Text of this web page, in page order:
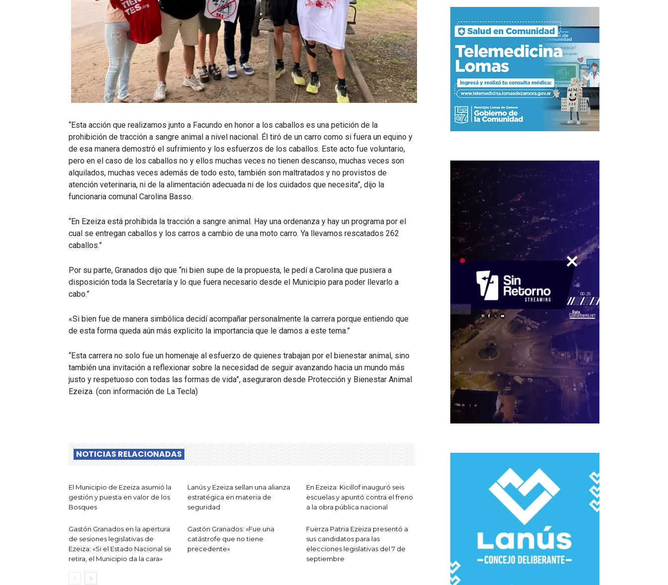
“Esta acción que realizamos junto a Facundo en honor a los caballos es una petición de la
prohibición de tracción a sangre animal a nivel nacional. Él tiró de un carro como si fuera un equino y
de esa manera demostró el sufrimiento y los esfuerzos de los caballos. Este acto fue voluntario,
pero en el caso de los caballos no y ellos muchas veces no tienen descanso, muchas veces son
alquilados, muchas veces además de todo esto, también son maltratados y no provistos de
atención veterinaria, ni de la alimentación adecuada ni de los cuidados que necesita”, dijo la
funcionaria comunal Carolina Basso.
“En Ezeiza está prohibida la tracción a sangre animal. Hay una ordenanza y hay un programa por el
cual se entregan caballos y los carros a cambio de una moto carro. Ya llevamos rescatados 262
caballos.”
Por su parte, Granados dijo que “ni bien supe de la propuesta, le pedí a Carolina que pusiera a
disposición toda la Secretaría y lo que fuera necesario desde el Municipio para poder llevarlo a
cabo.”
«Si bien fue de manera simbólica decidí acompañar personalmente la carrera porque entiendo que
de esta forma queda aún más explicito la importancia que le damos a este tema.”
“Esta carrera no solo fue un homenaje al esfuerzo de quienes trabajan por el bienestar animal, sino
también una invitación a reflexionar sobre la necesidad de seguir avanzando hacia un mundo más
justo y respetuoso con todas las formas de vida”, aseguraron desde Protección y Bienestar Animal
Ezeiza. (con información de La Tecla)
NOTICIAS RELACIONADAS
El Municipio de Ezeiza asumió la
gestión y puesta en valor de los
Bosques
Lanús y Ezeiza sellan una alianza
estratégica en materia de
seguridad
En Ezeiza: Kicillof inauguró seis
escuelas y apuntó contra el freno
a la obra pública nacional
Gastón Granados en la apertura
de sesiones legislativas de
Ezeiza: «Si el Estado Nacional se
retira, el Municipio da la cara»
Gastón Granados: «Fue una
catástrofe que no tiene
precedente»
Fuerza Patria Ezeiza presentó a
sus candidatos para las
elecciones legislativas del 7 de
septiembre